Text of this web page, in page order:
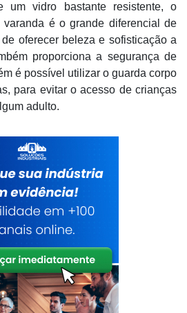
um vidro bastante resistente, o
é o grande diferencial de
oferecer beleza e sofisticação a
proporciona a segurança de
é possível utilizar o guarda corpo
para evitar o acesso de crianças
adulto.